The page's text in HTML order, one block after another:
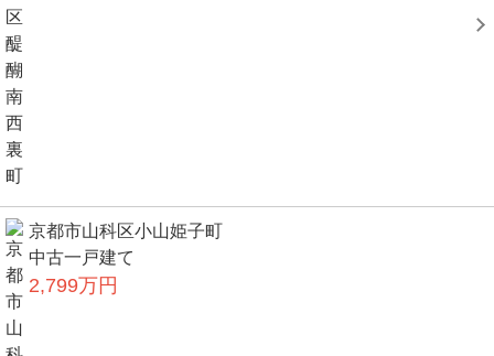
京都市山科区小山姫子町
中古一戸建て
2,799万円